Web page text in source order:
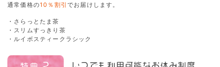
通常価格の10％割引 でお届けします。
・さらっとたま茶
・スリムすっきり茶
・ルイボスティークラシック